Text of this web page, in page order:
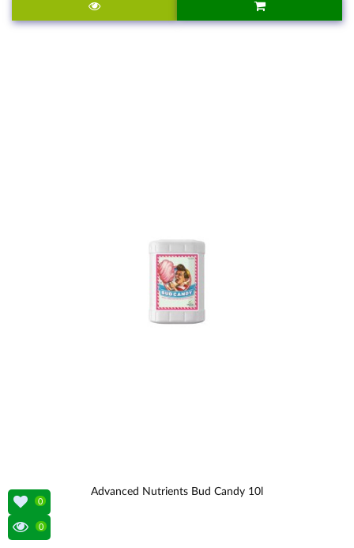
0
0
Advanced Nutrients Bud Candy 10l